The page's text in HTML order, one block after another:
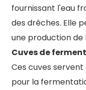
fournissant l'eau
des drêches. Elle
une production de
Cuves de
Ces cuves
pour la